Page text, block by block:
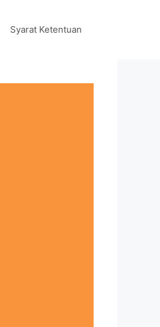
Syarat Ketentuan